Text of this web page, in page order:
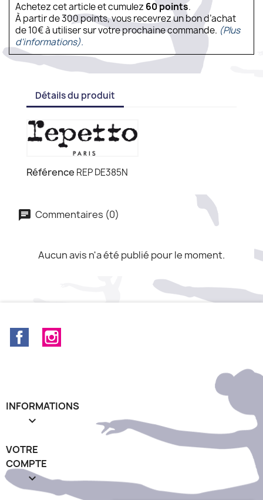
Achetez cet article et cumulez 60points.
À partir de 300 points, vous recevrez un bon d’achat
de 10€ à utiliser sur votre prochaine commande. (Plus
d'informations).
Détails du produit
Référence REP DE385N
Commentaires (0)
Aucun avis n'a été publié pour le moment.
Facebook
INFORMATIONS

VOTRE
COMPTE
